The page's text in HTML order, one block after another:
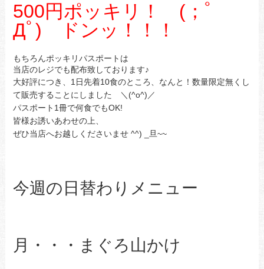
500円ポッキリ！ (；ﾟ
Дﾟ) ドンッ！！！
もちろんポッキリパスポートは
当店のレジでも配布致しております♪
大好評につき、1日先着10食のところ、なんと！数量限定無くし
て販売することにしました ＼(^o^)／
パスポート1冊で何食でもOK!
皆様お誘いあわせの上、
ぜひ当店へお越しくださいませ ^^) _旦~~
今週の日替わりメニュー
月・・・まぐろ山かけ